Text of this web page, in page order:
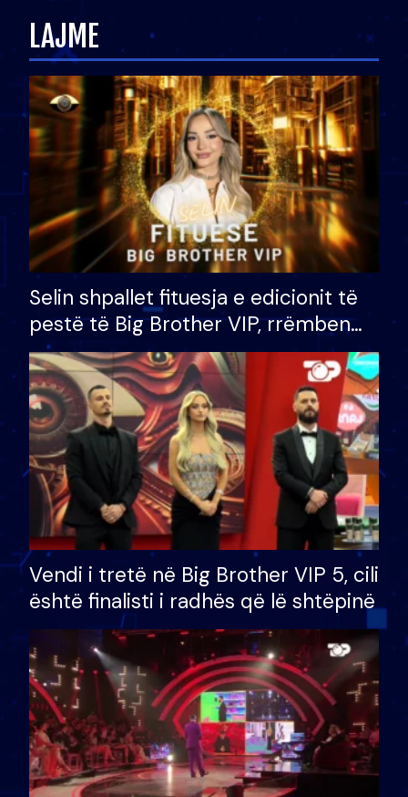
LAJME
Selin shpallet fituesja e edicionit të
pestë të Big Brother VIP, rrëmben
çmimin e madh prej 100 mijë eurosh
Vendi i tretë në Big Brother VIP 5, cili
është finalisti i radhës që lë shtëpinë